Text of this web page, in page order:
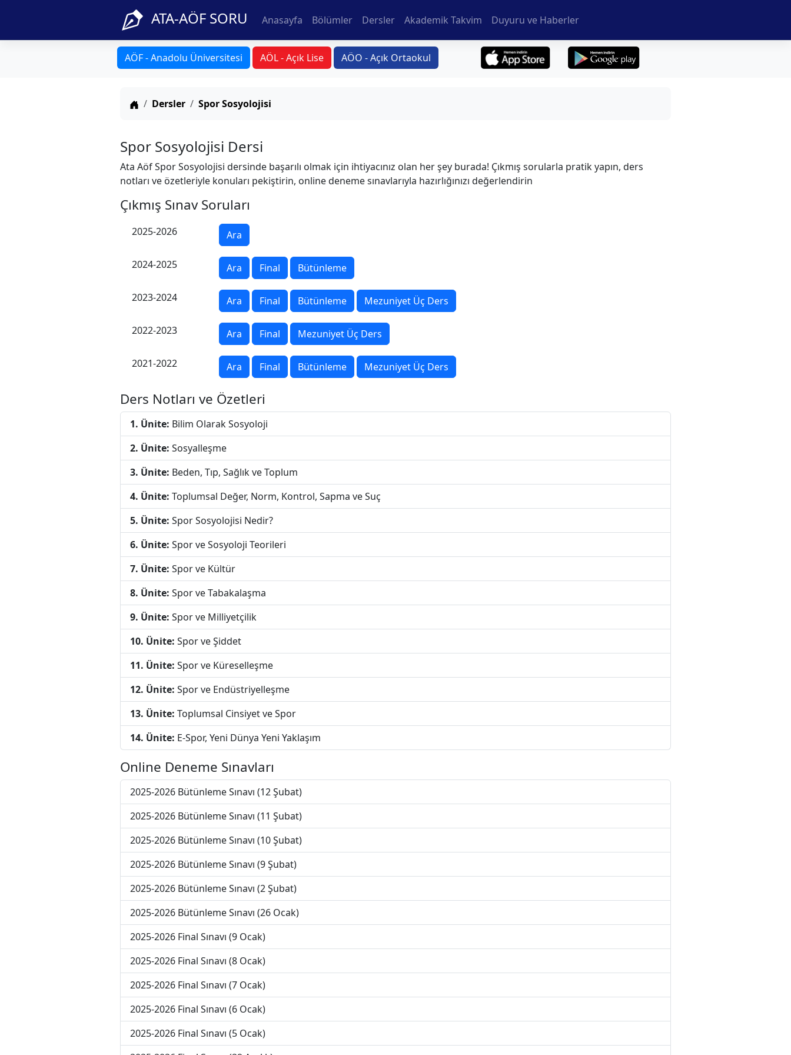
ATA-AÖF SORU Anasayfa Bölümler Dersler Akademik Takvim Duyuru ve Haberler
AÖF - Anadolu Üniversitesi AÖL - Açık Lise AÖO - Açık Ortaokul
Anasayfa
Dersler Spor Sosyolojisi
Spor Sosyolojisi Dersi
Ata Aöf Spor Sosyolojisi dersinde başarılı olmak için ihtiyacınız olan her şey burada! Çıkmış sorularla pratik yapın, ders
notları ve özetleriyle konuları pekiştirin, online deneme sınavlarıyla hazırlığınızı değerlendirin
Çıkmış Sınav Soruları
2025-2026 Ara
2024-2025 Ara Final Bütünleme
2023-2024 Ara Final Bütünleme Mezuniyet Üç Ders
2022-2023 Ara Final Mezuniyet Üç Ders
2021-2022 Ara Final Bütünleme Mezuniyet Üç Ders
Ders Notları ve Özetleri
1. Ünite: Bilim Olarak Sosyoloji
2. Ünite: Sosyalleşme
3. Ünite: Beden, Tıp, Sağlık ve Toplum
4. Ünite: Toplumsal Değer, Norm, Kontrol, Sapma ve Suç
5. Ünite: Spor Sosyolojisi Nedir?
6. Ünite: Spor ve Sosyoloji Teorileri
7. Ünite: Spor ve Kültür
8. Ünite: Spor ve Tabakalaşma
9. Ünite: Spor ve Milliyetçilik
10. Ünite: Spor ve Şiddet
11. Ünite: Spor ve Küreselleşme
12. Ünite: Spor ve Endüstriyelleşme
13. Ünite: Toplumsal Cinsiyet ve Spor
14. Ünite: E-Spor, Yeni Dünya Yeni Yaklaşım
Online Deneme Sınavları
2025-2026 Bütünleme Sınavı (12 Şubat)
2025-2026 Bütünleme Sınavı (11 Şubat)
2025-2026 Bütünleme Sınavı (10 Şubat)
2025-2026 Bütünleme Sınavı (9 Şubat)
2025-2026 Bütünleme Sınavı (2 Şubat)
2025-2026 Bütünleme Sınavı (26 Ocak)
2025-2026 Final Sınavı (9 Ocak)
2025-2026 Final Sınavı (8 Ocak)
2025-2026 Final Sınavı (7 Ocak)
2025-2026 Final Sınavı (6 Ocak)
2025-2026 Final Sınavı (5 Ocak)